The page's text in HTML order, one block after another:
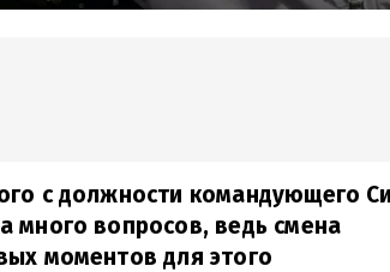
с должности командующего
много вопросов, ведь смена
моментов для этого